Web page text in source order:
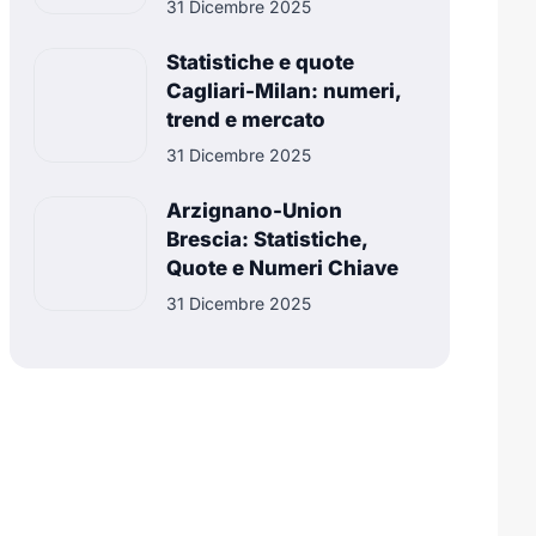
31 Dicembre 2025
Statistiche e quote
Cagliari-Milan: numeri,
trend e mercato
31 Dicembre 2025
Arzignano-Union
Brescia: Statistiche,
Quote e Numeri Chiave
31 Dicembre 2025